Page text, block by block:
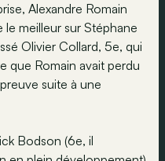
Alexandre Romain
le meilleur sur Stéphane
Olivier Collard, 5e, qui
que Romain avait perdu
suite à une
Bodson (6e, il